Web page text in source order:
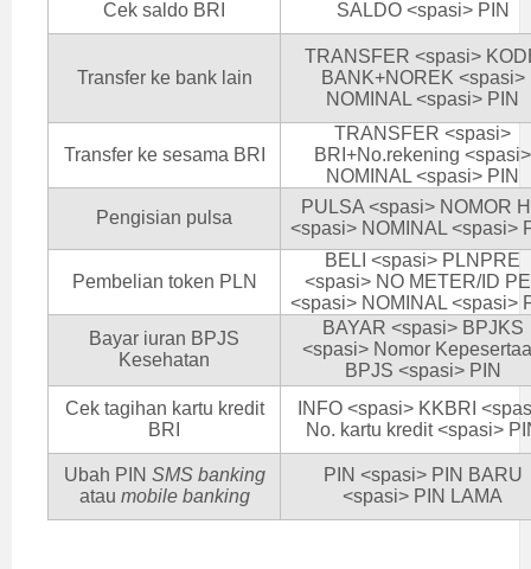
Cek saldo BRI SALDO <spasi> PIN
Transfer ke bank lain
TRANSFER <spasi>
BANK+NOREK <spasi>
NOMINAL <spasi> PIN
Transfer ke sesama BRI
TRANSFER <spasi>
BRI+No.rekening <spasi>
NOMINAL <spasi> PIN
Pengisian pulsa
PULSA <spasi> NOMOR
<spasi> NOMINAL <spasi>
Pembelian token PLN
BELI <spasi> PLNPRE
<spasi> NO METER/ID
<spasi> NOMINAL <spasi>
Bayar iuran BPJS
Kesehatan
BAYAR <spasi> BPJKS
<spasi> Nomor
BPJS <spasi> PIN
Cek tagihan kartu kredit
BRI
INFO <spasi> KKBRI
No. kartu kredit <spasi>
Ubah PIN SMS banking
atau mobile banking
PIN <spasi> PIN BARU
<spasi> PIN LAMA